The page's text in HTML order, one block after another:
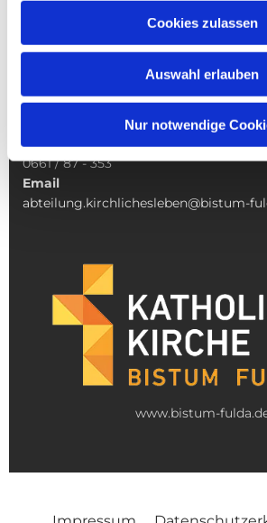
Cookies zulassen
Auswahl erlauben
Nur notwendige
Paulustor 5
Telefon
0661 / 87 - 353
Email
abteilung.kirchlichesleben@bistum-
www.bistum-